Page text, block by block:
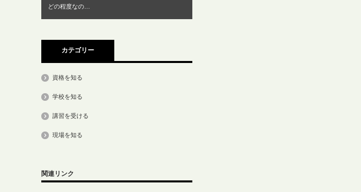
どの程度なの…
カテゴリー
資格を知る
学校を知る
講習を受ける
現場を知る
関連リンク